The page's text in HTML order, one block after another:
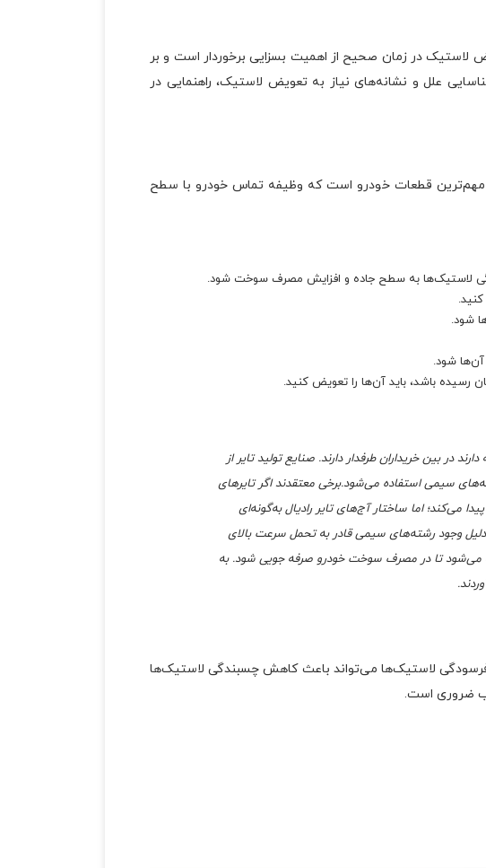
لاستیک در زمان صحیح از اهمیت بسزایی برخوردار است و بر
علل و نشانه‌های نیاز به تعویض لاستیک، راهنمایی در
مهم‌ترین قطعات خودرو است که وظیفه تماس خودرو با سطح
لاستیک‌ها به سطح جاده و افزایش مصرف سوخت شود.
شود.
آن‌ها شود.
در بین خریداران طرفدار دارند. صنایع تولید تایر از
سیمی استفاده می‌شود.برخی معتقدند اگر تایرهای
می‌کند؛ اما ساختار آج‌های تایر رادیال به‌گونه‌ای
وجود رشته‌های سیمی قادر به تحمل سرعت بالای
از تایرهای رادیالی باعث می‌شود تا در مصرف سوخت خودرو صرفه جویی شود. به
لاستیک‌ها می‌تواند باعث کاهش چسبندگی لاستیک‌ها
ضروری است.